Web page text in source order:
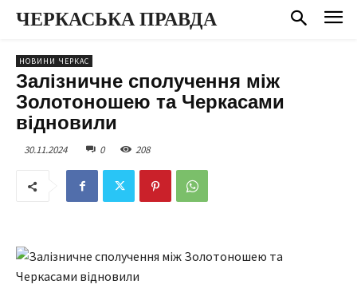
ЧЕРКАСЬКА ПРАВДА
НОВИНИ ЧЕРКАС
Залізничне сполучення між
Золотоношею та Черкасами
відновили
30.11.2024 0 208